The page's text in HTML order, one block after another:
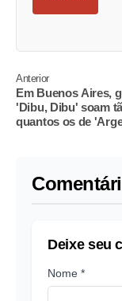
Anterior
Em Buenos Aires,
'Dibu, Dibu' soam
quantos os de
Deixe seu
Nome *